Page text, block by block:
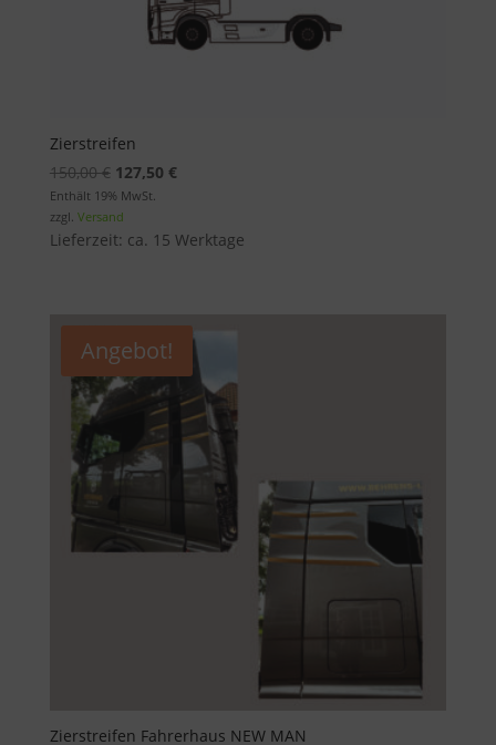
Zierstreifen
150,00€ Ursprünglicher
Preis
war:
150,00 €
127,50 €Aktueller
127,50 €.
Enthält 19% MwSt.
zzgl. Versand
Lieferzeit: ca. 15 Werktage
Angebot!
Zierstreifen Fahrerhaus NEW MAN